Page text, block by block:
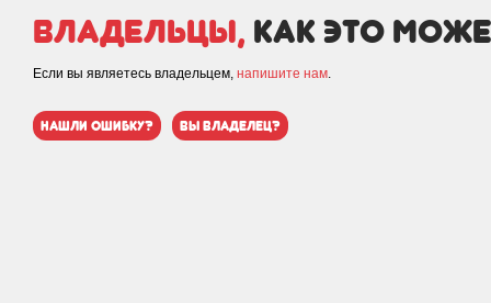
Владельцы, как это
Если вы являетесь владельцем, напишите нам.
нашли ошибку? вы владелец?